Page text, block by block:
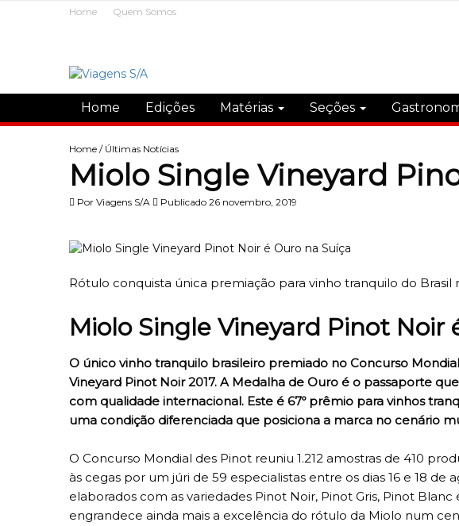
Home Quem Somos
Home Edições Matérias Seções
Home / Últimas Notícias
Miolo Single Vineyard
Por Viagens S/A Publicado 26 novembro, 2019
Rótulo conquista única premiação para vinho tranquilo do Brasil
Miolo Single Vineyard Pinot Noir
O único vinho tranquilo brasileiro premiado no Concurso
Vineyard Pinot Noir 2017. A Medalha de Ouro é o passaporte
com qualidade internacional. Este é 67º prêmio para vinhos
uma condição diferenciada que posiciona a marca no cenário
O Concurso Mondial des Pinot reuniu 1.212 amostras de 410
às cegas por um júri de 59 especialistas entre os dias 16 e 18 de
elaborados com as variedades Pinot Noir, Pinot Gris, Pinot
engrandece ainda mais a excelência do rótulo da Miolo num